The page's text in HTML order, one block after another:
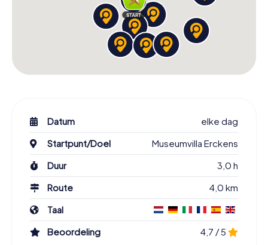
Datum
elke dag
Startpunt/Doel
Museumvilla Erckens
Duur
3,0 h
Route
4,0 km
Taal
Beoordeling
4,7 / 5